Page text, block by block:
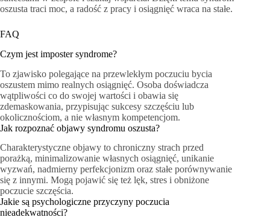
oszusta traci moc, a radość z pracy i osiągnięć wraca na stałe.
FAQ
Czym jest imposter syndrome?
To zjawisko polegające na przewlekłym poczuciu bycia
oszustem mimo realnych osiągnięć. Osoba doświadcza
wątpliwości co do swojej wartości i obawia się
zdemaskowania, przypisując sukcesy szczęściu lub
okolicznościom, a nie własnym kompetencjom.
Jak rozpoznać objawy syndromu oszusta?
Charakterystyczne objawy to chroniczny strach przed
porażką, minimalizowanie własnych osiągnięć, unikanie
wyzwań, nadmierny perfekcjonizm oraz stałe porównywanie
się z innymi. Mogą pojawić się też lęk, stres i obniżone
poczucie szczęścia.
Jakie są psychologiczne przyczyny poczucia
nieadekwatności?